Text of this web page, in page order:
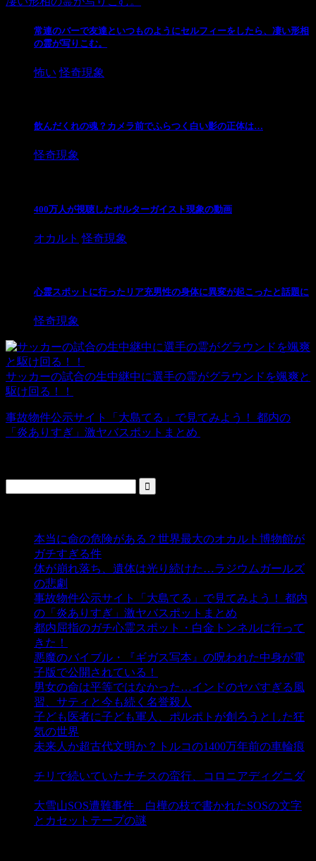
常連のバーで友達といつものようにセルフィーをしたら、凄い形相
の霊が写りこむ。
怖い 怪奇現象
飲んだくれの魂？カメラ前でふらつく白い影の正体は…
怪奇現象
400万人が視聴したポルターガイスト現象の動画
オカルト 怪奇現象
心霊スポットに行ったリア充男性の身体に異変が起こったと話題に
怪奇現象
サッカーの試合の生中継中に選手の霊がグラウンドを颯爽と
駆け回る！！
事故物件公示サイト「大島てる」で見てみよう！ 都内の
「炎ありすぎ」激ヤバスポットまとめ
本当に命の危険がある？世界最大のオカルト博物館が
ガチすぎる件
体が崩れ落ち、遺体は光り続けた…ラジウムガールズ
の悲劇
事故物件公示サイト「大島てる」で見てみよう！ 都内
の「炎ありすぎ」激ヤバスポットまとめ
都内屈指のガチ心霊スポット・白金トンネルに行って
きた！
悪魔のバイブル・『ギガス写本』の呪われた中身が電
子版で公開されている！
男女の命は平等ではなかった…インドのヤバすぎる風
習、サティと今も続く名誉殺人
子ども医者に子ども軍人、ポルポトが創ろうとした狂
気の世界
未来人か超古代文明か？トルコの1400万年前の車輪痕
チリで続いていたナチスの蛮行、コロニアディグニダ
大雪山SOS遭難事件 白樺の枝で書かれたSOSの文字
とカセットテープの謎